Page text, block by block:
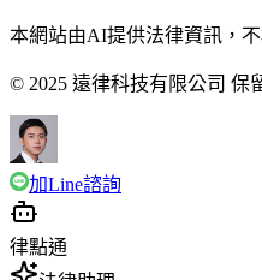
本網站由AI提供法律資訊，
© 2025 遠律科技有限公司 保
加Line諮詢
律點通